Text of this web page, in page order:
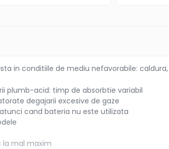
in conditiile de mediu nefavorabile:
plumb-acid: timp de absorbtie variabil
degajarii excesive de gaze
cand bateria nu este utilizata
la mal maxim